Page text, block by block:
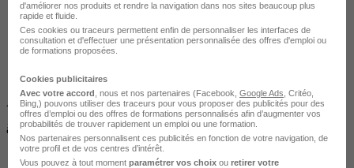
Accessible
à tous
d'améliorer nos produits et rendre la navigation dans nos sites beaucoup plus
rapide et fluide.
Ces cookies ou traceurs permettent enfin de personnaliser les interfaces de
consultation et d'effectuer une présentation personnalisée des offres d'emploi ou
de formations proposées.
Cookies publicitaires
Avec votre accord , nous et nos partenaires (Facebook, Google Ads , Critéo,
Bing,) pouvons utiliser des traceurs pour vous proposer des publicités pour des
offres d’emploi ou des offres de formations personnalisés afin d’augmenter vos
probabilités de trouver rapidement un emploi ou une formation.
Nos partenaires personnalisent ces publicités en fonction de votre navigation, de
votre profil et de vos centres d’intérêt.
Vous pouvez à tout moment paramétrer vos choix ou retirer votre